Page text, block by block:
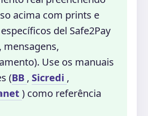
acima com prints e
del Safe2Pay
mensagens,
Use os manuais
(BB , Sicredi ,
) como referência